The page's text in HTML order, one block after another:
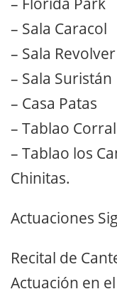
– Sala Caracol
– Sala Revolver
– Sala Suristán
– Casa Patas
– Tablao
– Tablao los
Chinitas.
Actuaciones
Recital de
Actuación en